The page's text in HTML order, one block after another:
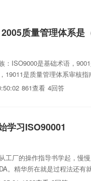
质量管理体系是
：ISO9000是基础术语，
19011是质量管理体系审核指
861查看 4回答
学习ISO90001
工厂的操作指导书学起，慢
。精华所在就是过程法还有